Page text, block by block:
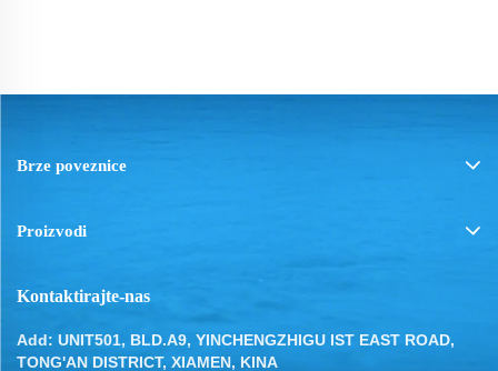
Brze poveznice
Proizvodi
Kontaktirajte-nas
Add: UNIT501, BLD.A9, YINCHENGZHIGU IST EAST ROAD,
TONG'AN DISTRICT, XIAMEN, KINA